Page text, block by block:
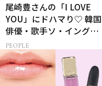
尾崎豊さんの「I LOVE
YOU」にドハマり♡ 韓国
俳優・歌手ソ・イングク
さんの音楽がすべての人
生って？
PEOPLE